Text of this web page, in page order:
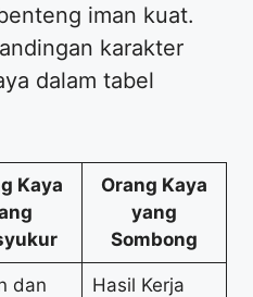
iman kuat.
karakter
dalam tabel
Kaya
Orang Kaya
yang
Sombong
dan
Hasil Kerja